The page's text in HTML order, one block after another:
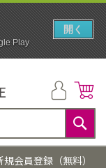
検
索
規会員登録（無料）
Play
開く